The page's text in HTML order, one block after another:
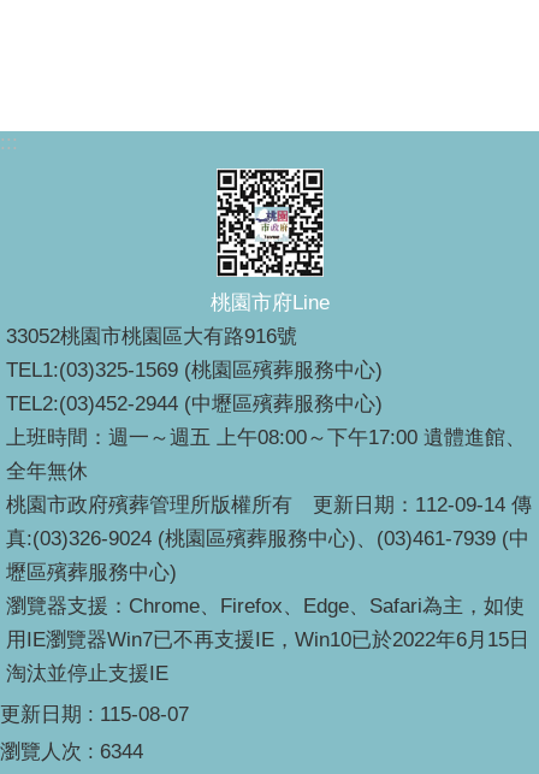
:::
桃園市府Line
33052桃園市桃園區大有路916號
TEL1:(03)325-1569 (桃園區殯葬服務中心)
TEL2:(03)452-2944 (中壢區殯葬服務中心)
上班時間：週一～週五 上午08:00～下午17:00 遺體進館、
全年無休
桃園市政府殯葬管理所版權所有 更新日期：112-09-14 傳
真:(03)326-9024 (桃園區殯葬服務中心)、(03)461-7939 (中
壢區殯葬服務中心)
瀏覽器支援：Chrome、Firefox、Edge、Safari為主，如使
用IE瀏覽器Win7已不再支援IE，Win10已於2022年6月15日
淘汰並停止支援IE
更新日期
115-08-07
瀏覽人次
6344